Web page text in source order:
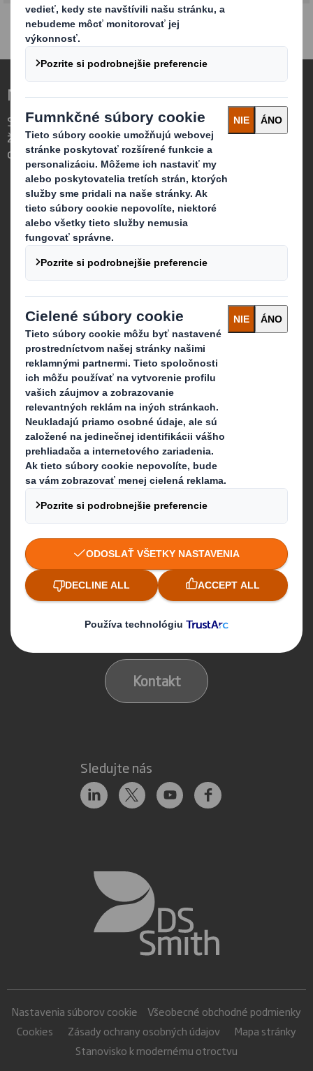
Nová definícia obalov pre meniaci sa svet
Sme iní, pretože vidíme príležitosť v tom,
že obaly zohrávajú silnú úlohu vo svete
okolo nás.
Kto sme
Viac o DS Smith
Viac o International Paper
O spojení DS Smith a International Paper
Média
Udržateľnosť
Protispoločenská činnosť
Kariéra
Čo robíme
Obalové riešenia
Produkty z papiera
Recyklačné služby
Kontaktujte nás
Naše sídlo
Kontakt
Sledujte nás
Nastavenia súborov cookie
Všeobecné obchodné podmienky
Cookies
Zásady ochrany osobných údajov
Mapa stránky
Stanovisko k modernému otroctvu